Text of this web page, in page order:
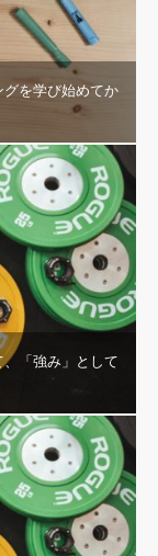
を学び始めてか
「強み」として